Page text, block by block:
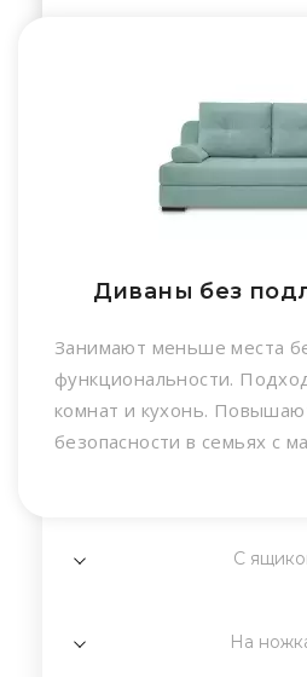
Диваны без
Занимают меньше места
функциональности.
комнат и кухонь.
безопасности в семьях с
С
На